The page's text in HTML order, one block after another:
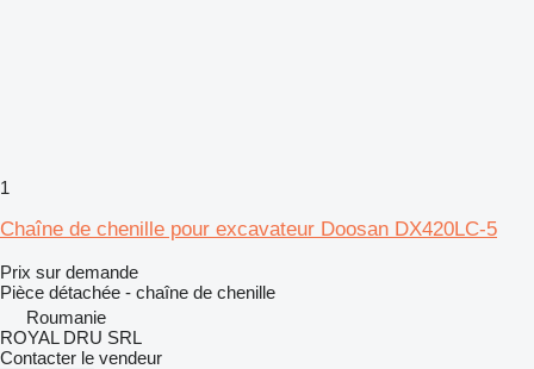
1
Chaîne de chenille pour excavateur Doosan DX420LC-5
Prix sur demande
Pièce détachée - chaîne de chenille
Roumanie
ROYAL DRU SRL
Contacter le vendeur